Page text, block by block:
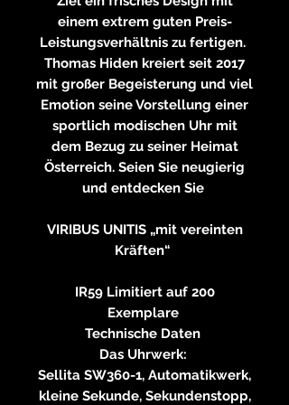
einem extrem guten Preis-
Leistungsverhältnis zu fertigen.
Thomas Hiden kreiert seit 2017
mit großer Begeisterung und viel
Emotion seine Vorstellung einer
sportlich modischen Uhr mit
dem Bezug zu seiner Heimat
Österreich. Seien Sie neugierig
und entdecken Sie
VIRIBUS UNITIS „mit vereinten
Kräften“
IR59 Limitiert auf 200
Exemplare
Technische Daten
Das Uhrwerk:
Sellita SW360-1, Automatikwerk,
kleine Sekunde, Sekundenstopp,